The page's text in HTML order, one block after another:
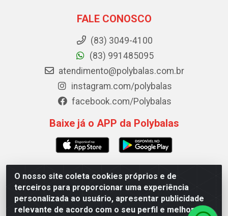
O nosso site coleta cookies próprios e de
terceiros para proporcionar uma experiência
personalizada ao usuário, apresentar publicidade
relevante de acordo com o seu perfil e melhorar a
FALE CONOSCO
(83) 3049-4100
(83) 991485095
atendimento@polybalas.com.br
instagram.com/polybalas
facebook.com/Polybalas
Baixe já o APP da Polybalas
Polybalas - Rua João Miguel de Souza, 173 Galpão B -
Ernesto Geisel, João Pessoa/PB - CEP 58.075-075 - CNPJ
00.909.327/0002-61